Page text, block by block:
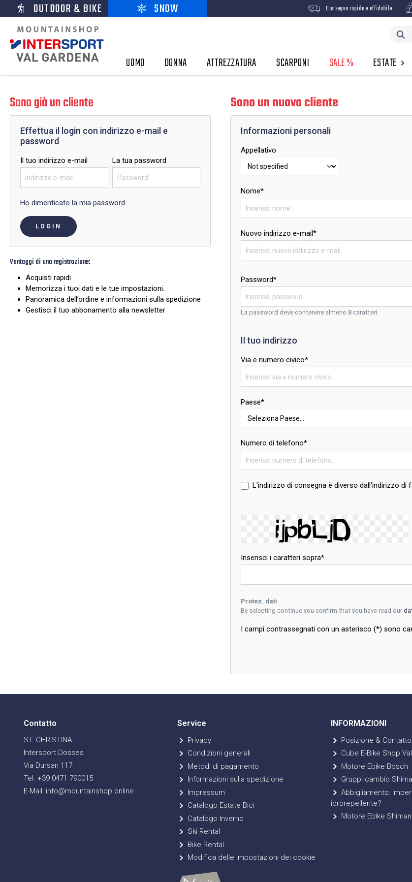
OUTDOOR & BIKE SNOW Consegna rapida e affidabile
UOMO DONNA ATTREZZATURA SCARPONI SALE % ESTATE
Sono già un cliente
Effettua il login con indirizzo e-mail e
password
Il tuo indirizzo e-mail La tua password
Ho dimenticato la mia password.
LOGIN
Vantaggi di una registrazione:
Acquisti rapidi
Memorizza i tuoi dati e le tue impostazioni.
Panoramica dell’ordine e informazioni sulla spedizione
Gestisci il tuo abbonamento alla newsletter
Sono un nuovo cliente
Informazioni personali
Appellativo
Nome*
Nuovo indirizzo e-mail*
Password*
La password deve contenere almeno 8 caratteri.
Il tuo indirizzo
Via e numero civico*
Paese*
Numero di telefono*
L'indirizzo di consegna è diverso dall'indirizzo di
Inserisci i caratteri sopra*
Protez. dati
By selecting continue you confirm that you have read our
I campi contrassegnati con un asterisco (*) sono
Contatto
ST. CHRISTINA
Intersport Dosses
Via Dursan 117
Tel. +39 0471 790015
E-Mail: info@mountainshop.online
Service
Privacy
Condizioni generali
Metodi di pagamento
Informazioni sulla spedizione
Impressum
Catalogo Estate Bici
Catalogo Inverno
Ski Rental
Bike Rental
Modifica delle impostazioni dei cookie
INFORMAZIONI
Posizione & Contatto
Cube E-Bike Shop
Motore Ebike Bosch
Gruppi cambio
Abbigliamento:
idrorepellente?
Motore Ebike